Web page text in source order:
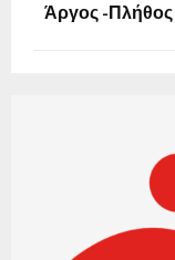
Άργος -Πλήθος